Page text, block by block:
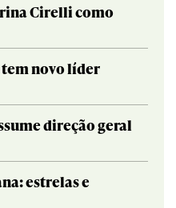
Cirelli como
novo líder
direção geral
estrelas e